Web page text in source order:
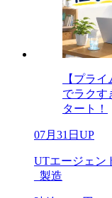
【プラ
でラクす
タート！
07月31日UP
UTエージェン
_製造